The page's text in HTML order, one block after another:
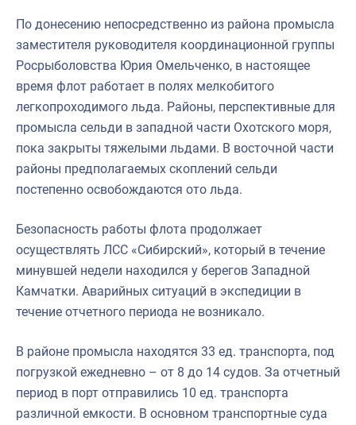
По донесению непосредственно из района промысла
заместителя руководителя координационной группы
Росрыболовства Юрия Омельченко, в настоящее
время флот работает в полях мелкобитого
легкопроходимого льда. Районы, перспективные для
промысла сельди в западной части Охотского моря,
пока закрыты тяжелыми льдами. В восточной части
районы предполагаемых скоплений сельди
постепенно освобождаются ото льда.
Безопасность работы флота продолжает
осуществлять ЛСС «Сибирский», который в течение
минувшей недели находился у берегов Западной
Камчатки. Аварийных ситуаций в экспедиции в
течение отчетного периода не возникало.
В районе промысла находятся 33 ед. транспорта, под
погрузкой ежедневно – от 8 до 14 судов. За отчетный
период в порт отправились 10 ед. транспорта
различной емкости. В основном транспортные суда